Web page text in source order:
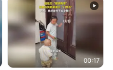
洗衣机自爆
00:17